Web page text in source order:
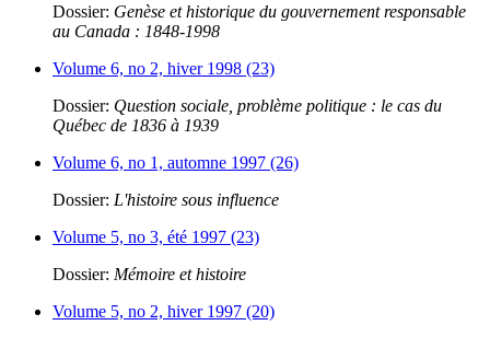
Dossier: Genèse et historique du gouvernement responsable
au Canada : 1848-1998
Volume 6, no 2, hiver 1998 (23)
Dossier: Question sociale, problème politique : le cas du
Québec de 1836 à 1939
Volume 6, no 1, automne 1997 (26)
Dossier: L'histoire sous influence
Volume 5, no 3, été 1997 (23)
Dossier: Mémoire et histoire
Volume 5, no 2, hiver 1997 (20)